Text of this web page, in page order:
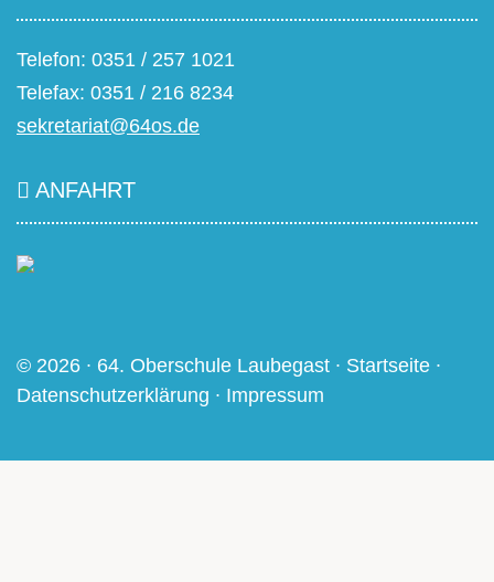
Telefon: 0351 / 257 1021
Telefax: 0351 / 216 8234
sekretariat@64os.de
ANFAHRT
© 2026 ∙ 64. Oberschule Laubegast ∙ Startseite ∙
Datenschutzerklärung ∙ Impressum